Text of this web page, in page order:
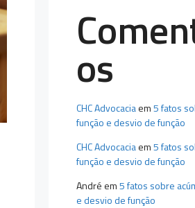
os
CHC Advocaciaem5 fatos
função e desvio de função
CHC Advocaciaem5 fatos
função e desvio de função
André em5 fatos sobre
e desvio de função